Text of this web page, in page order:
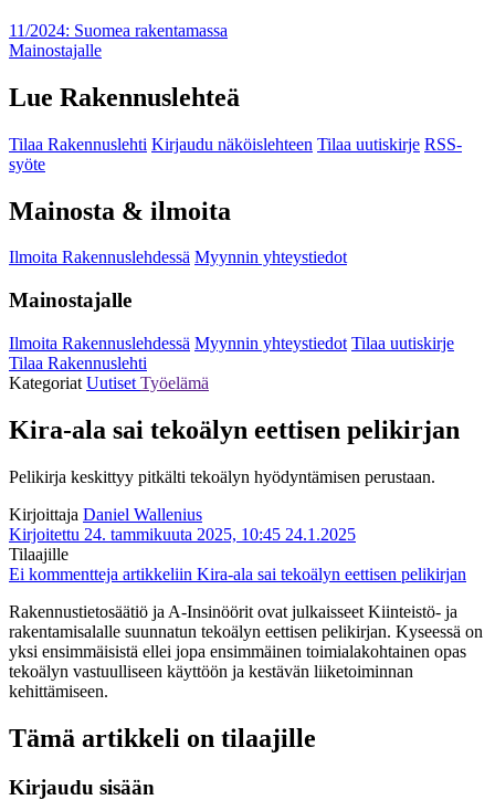
11/2024: Suomea rakentamassa
Mainostajalle
Lue Rakennuslehteä
Tilaa Rakennuslehti Kirjaudu näköislehteen Tilaa uutiskirje RSS-
syöte
Mainosta & ilmoita
Ilmoita Rakennuslehdessä Myynnin yhteystiedot
Mainostajalle
Ilmoita Rakennuslehdessä Myynnin yhteystiedot Tilaa uutiskirje
Tilaa Rakennuslehti
Kategoriat Uutiset Työelämä
Kira-ala sai tekoälyn eettisen pelikirjan
Pelikirja keskittyy pitkälti tekoälyn hyödyntämisen perustaan.
Kirjoittaja Daniel Wallenius
Kirjoitettu 24. tammikuuta 2025, 10:45 24.1.2025
Tilaajille
Ei kommentteja artikkeliin Kira-ala sai tekoälyn eettisen pelikirjan
Rakennustietosäätiö ja A-Insinöörit ovat julkaisseet Kiinteistö- ja
rakentamisalalle suunnatun tekoälyn eettisen pelikirjan. Kyseessä on
yksi ensimmäisistä ellei jopa ensimmäinen toimialakohtainen opas
tekoälyn vastuulliseen käyttöön ja kestävän liiketoiminnan
kehittämiseen.
Tämä artikkeli on tilaajille
Kirjaudu sisään